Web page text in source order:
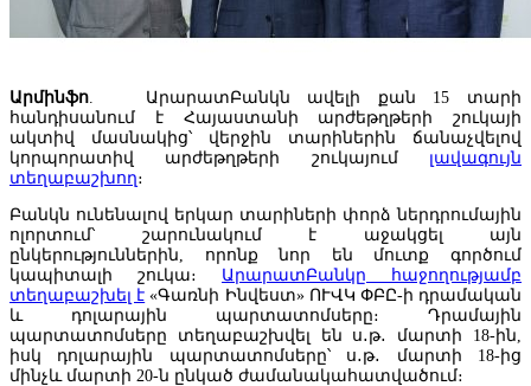
Օվերչուկ. Ռուսաստանի և Հայաստանի միջև
առևտրաշրջանառությունը այս տարի նվազել է երկու երրորդով
Արմինֆո . ԱրարատԲանկն ավելի քան 15 տարի
հանդիսանում է Հայաստանի արժեթղթերի շուկայի
ակտիվ մասնակից՝ վերջին տարիներին ճանաչվելով
կորպորատիվ արժեթղթերի շուկայում լավագույն
տեղաբաշխող։
Բանկն ունենալով երկար տարիների փորձ ներդրումային
ոլորտում՝ շարունակում է աջակցել այն
ընկերություններին, որոնք նոր են մուտք գործում
կապիտալի շուկա։ ԱրարատԲանկը հաջողությամբ
տեղաբաշխել է «Գառնի Ինվեստ» ՈՒՎԿ ՓԲԸ-ի դրամական
և դոլարային պարտատոմսերը։ Դրամային
պարտատոմսերը տեղաբաշխվել են ս․թ․ մարտի 18-ին,
իսկ դոլարային պարտատոմսերը՝ ս․թ․ մարտի 18-ից
մինչև մարտի 20-ն ընկած ժամանակահատվածում։